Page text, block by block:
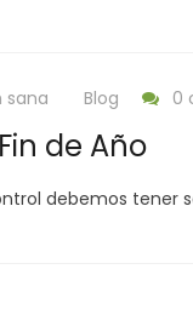
sana Blog 0
de Año
debemos tener